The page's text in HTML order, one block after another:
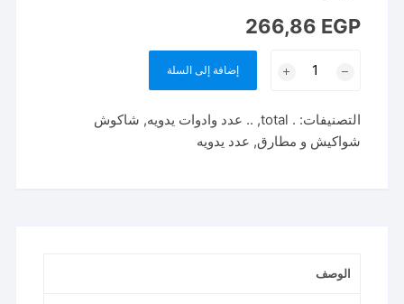
266,86 EGP
THT210102
ترصيص
توتال
إضافة إلى السلة
التصنيفات: . total
, .. عدد وادوات يدويه, شاكوش
شواكيش و مطارق, عدد يدويه
الوصف